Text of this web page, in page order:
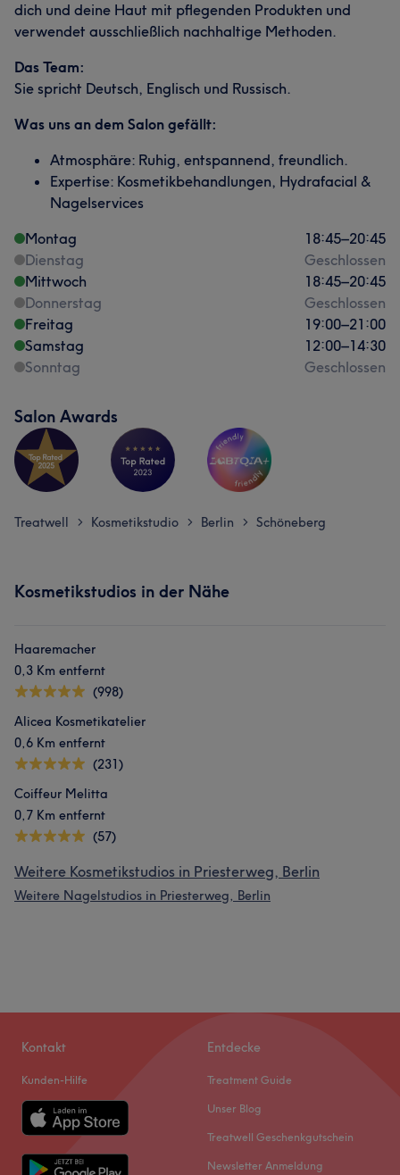
dich und deine Haut mit pflegenden Produkten und
verwendet ausschließlich nachhaltige Methoden.
Das Team:
Sie spricht Deutsch, Englisch und Russisch.
Was uns an dem Salon gefällt:
Atmosphäre: Ruhig, entspannend, freundlich.
Expertise: Kosmetikbehandlungen, Hydrafacial &
Nagelservices
Montag
18:45–20:45
Dienstag
Geschlossen
Mittwoch
18:45–20:45
Donnerstag
Geschlossen
Freitag
19:00–21:00
Samstag
12:00–14:30
Sonntag
Geschlossen
Salon Awards
Treatwell > Kosmetikstudio > Berlin > Schöneberg
Kosmetikstudios in der Nähe
Haaremacher
0,3 Km entfernt
(998)
Alicea Kosmetikatelier
0,6 Km entfernt
(231)
Coiffeur Melitta
0,7 Km entfernt
(57)
Weitere Kosmetikstudios in Priesterweg, Berlin
Weitere Nagelstudios in Priesterweg, Berlin
Kontakt
Kunden-Hilfe
Entdecke
Treatment Guide
Unser Blog
Treatwell Geschenkgutschein
Newsletter Anmeldung